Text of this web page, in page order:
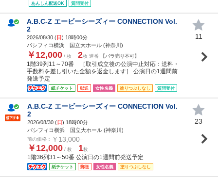
あんしん配送OK
質問受付
A.B.C-Z エービーシーズィー CONNECTION Vol.
2
2026/08/30 (日) 18時00分
パシフィコ横浜 国立大ホール (神奈川)
￥12,000 / 枚 2枚 連番 【バラ売り不可】
1階39列11～70番 ［取引成立後の公演中止対応：送料・
手数料を差し引いた全額を返金します］ 公演日の1週間前
発送予定
紙チケット 郵送 女性名義 塗りつぶしなし 質問受付
11
A.B.C-Z エービーシーズィー CONNECTION Vol.
2
2026/08/30 (日) 18時00分
パシフィコ横浜 国立大ホール (神奈川)
前の価格： ￥13,000
￥12,000 / 枚 1枚
1階36列31～50番 公演日の1週間前発送予定
紙チケット 郵送 女性名義 塗りつぶしなし
23